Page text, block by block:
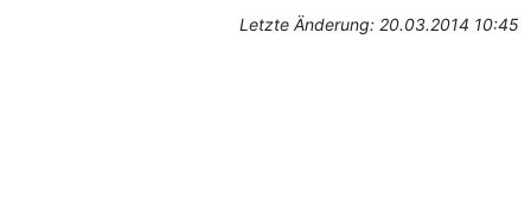
Letzte Änderung: 20.03.2014 10:45